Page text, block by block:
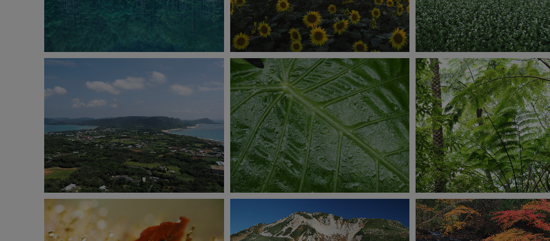
ISO400 1/15秒
0.0EV
手持ちハイレゾショット
OM-1 Mark II
ISO400 1/100秒 F5.6 0.0EV
ライブGND撮影（ND8/Hard）
撮影：喜多規子
OM-1 Mark II
ISO400 1/5秒 F5.6
ライブGND撮影（ND8/Soft
撮影：喜多規子
ISO200 F5.6 -0.3EV
三脚ハイレゾショット
ISO200 1/100秒 F4.5 0.0EV
手持ちハイレゾショット
OM-1 Mark II
ISO200 1/80秒 F3.2
手持ちハイレゾショット